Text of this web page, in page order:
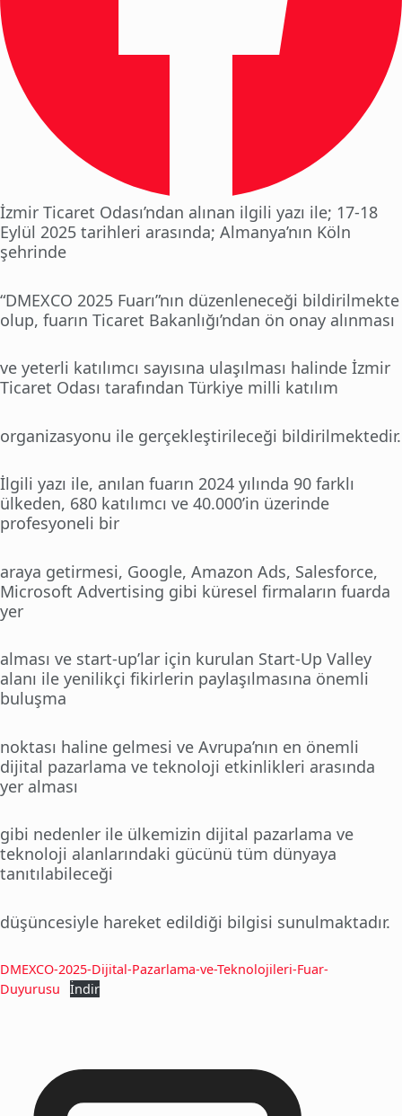
İzmir Ticaret Odası’ndan alınan ilgili yazı ile; 17-18
Eylül 2025 tarihleri arasında; Almanya’nın Köln
şehrinde
“DMEXCO 2025 Fuarı”nın düzenleneceği bildirilmekte
olup, fuarın Ticaret Bakanlığı’ndan ön onay alınması
ve yeterli katılımcı sayısına ulaşılması halinde İzmir
Ticaret Odası tarafından Türkiye milli katılım
organizasyonu ile gerçekleştirileceği bildirilmektedir.
İlgili yazı ile, anılan fuarın 2024 yılında 90 farklı
ülkeden, 680 katılımcı ve 40.000’in üzerinde
profesyoneli bir
araya getirmesi, Google, Amazon Ads, Salesforce,
Microsoft Advertising gibi küresel firmaların fuarda
yer
alması ve start-up’lar için kurulan Start-Up Valley
alanı ile yenilikçi fikirlerin paylaşılmasına önemli
buluşma
noktası haline gelmesi ve Avrupa’nın en önemli
dijital pazarlama ve teknoloji etkinlikleri arasında
yer alması
gibi nedenler ile ülkemizin dijital pazarlama ve
teknoloji alanlarındaki gücünü tüm dünyaya
tanıtılabileceği
düşüncesiyle hareket edildiği bilgisi sunulmaktadır.
DMEXCO-2025-Dijital-Pazarlama-ve-Teknolojileri-Fuar-
Duyurusu
İndir